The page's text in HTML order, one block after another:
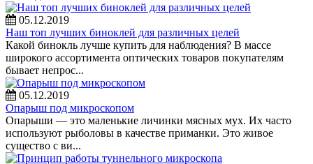
05.12.2019
Наш топ лучших биноклей для различных целей
Какой бинокль лучше купить для наблюдения? В массе
широкого ассортимента оптических товаров покупателям
бывает непрос...
05.12.2019
Опарыш под микроскопом
Опарыши — это маленькие личинки мясных мух. Их часто
используют рыболовы в качестве приманки. Это живое
существо с ви...